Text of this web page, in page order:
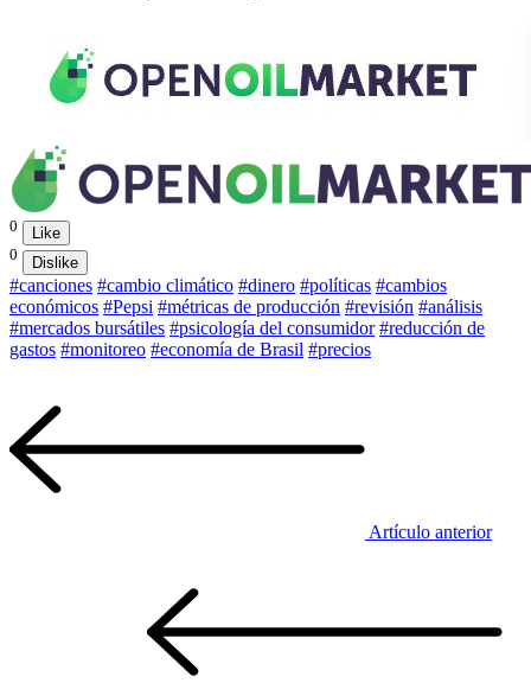
0
Like
0
Dislike
#canciones #cambio climático #dinero #políticas #cambios
económicos #Pepsi #métricas de producción #revisión #análisis
#mercados bursátiles #psicología del consumidor #reducción de
gastos #monitoreo #economía de Brasil #precios
Artículo anterior